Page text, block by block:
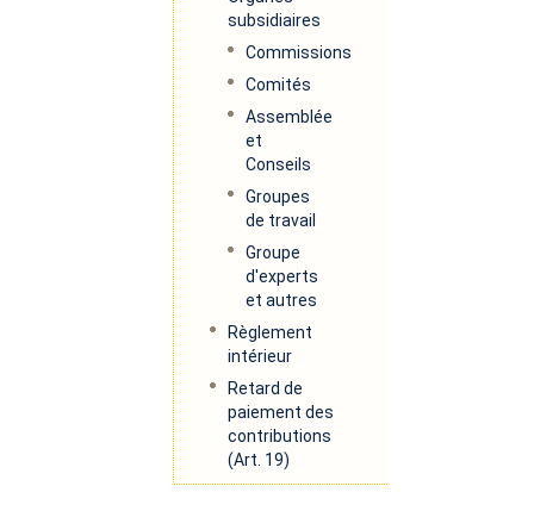
subsidiaires
Commissions
Comités
Assemblée
et
Conseils
Groupes
de travail
Groupe
d'experts
et autres
Règlement
intérieur
Retard de
paiement des
contributions
(Art. 19)